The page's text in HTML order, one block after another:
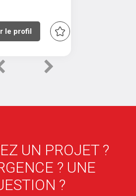
le profil
Next
UN PROJET ?
? UNE
?